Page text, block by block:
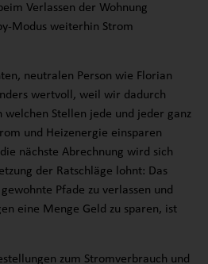
Verlassen der Wohnung
Modus weiterhin Strom
neutralen Person wie Florian
wertvoll, weil wir dadurch
welchen Stellen jede und jeder ganz
und Heizenergie einsparen
nächste Abrechnung wird sich
der Ratschläge lohnt: Das
Pfade zu verlassen und
eine Menge Geld zu sparen, ist
zum Stromverbrauch und